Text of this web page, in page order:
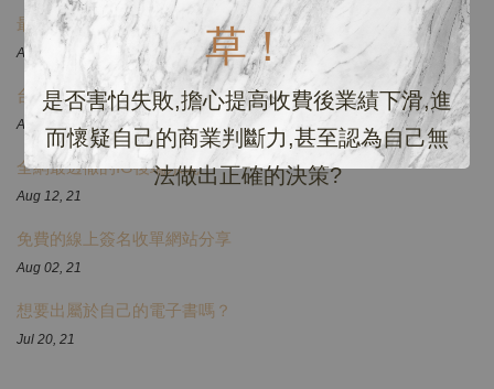
草！
是否害怕失敗,擔心提高收費後業績下滑,進
而懷疑自己的商業判斷力,甚至認為自己無
法做出正確的決策?
最了解美業的自媒體女神！
Aug 07, 23
台灣首創6D爆濃粉絲專頁的新機器人後台大解密
Aug 30, 21
全網最透徹的IG後端系統
Aug 12, 21
免費的線上簽名收單網站分享
Aug 02, 21
想要出屬於自己的電子書嗎？
Jul 20, 21